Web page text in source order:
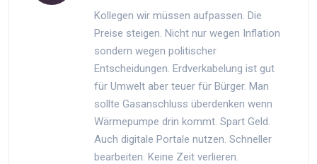
Kollegen wir müssen aufpassen. Die
Preise steigen. Nicht nur wegen Inflation
sondern wegen politischer
Entscheidungen. Erdverkabelung ist gut
für Umwelt aber teuer für Bürger. Man
sollte Gasanschluss überdenken wenn
Wärmepumpe drin kommt. Spart Geld.
Auch digitale Portale nutzen. Schneller
bearbeiten. Keine Zeit verlieren.